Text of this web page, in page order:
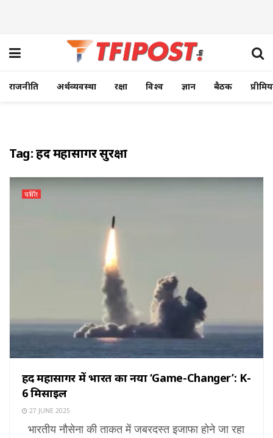
राजनीति अर्थव्यवस्था रक्षा विश्व ज्ञान बैठक
Tag:हिंद महासागर सुरक्षा
चर्चित
हिंद महासागर में भारत का नया ‘Game-Changer’: K-
6 मिसाइल
27 JUNE 2025
भारतीय नौसेना की ताकत में जबरदस्त इजाफा होने जा रहा